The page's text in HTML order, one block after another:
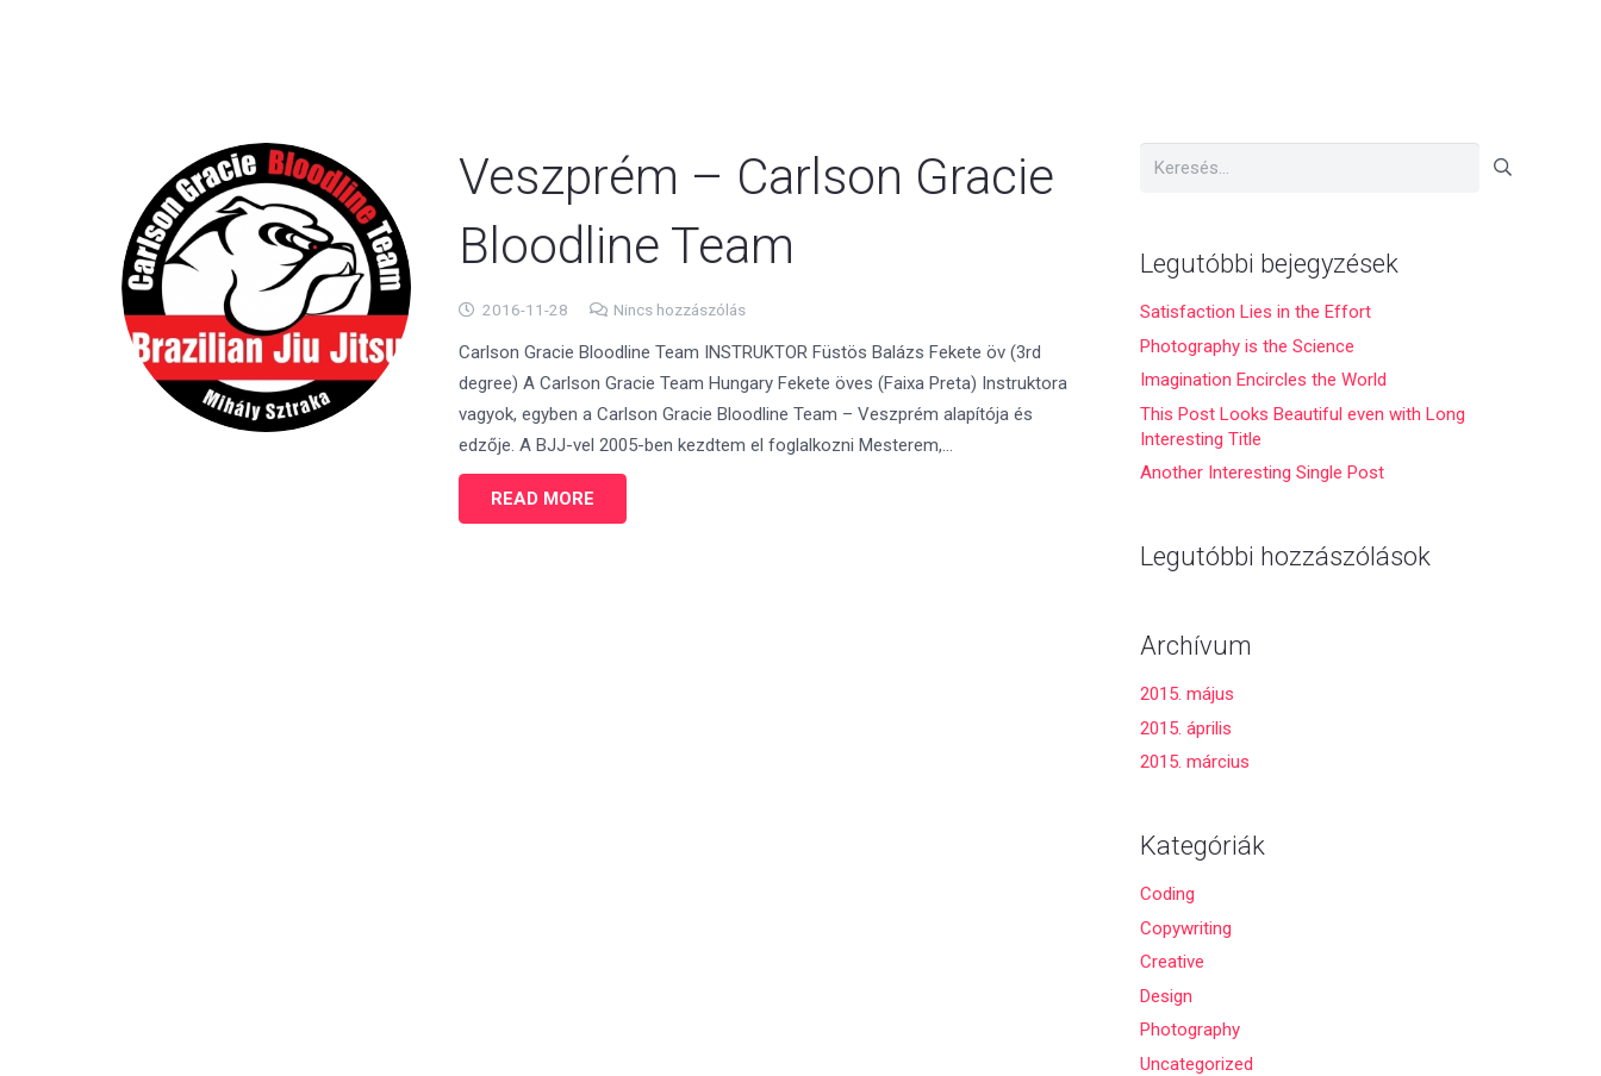
Veszprém – Carlson Gracie
Bloodline Team
2016-11-28 Nincs hozzászólás
Carlson Gracie Bloodline Team INSTRUKTOR Füstös Balázs Fekete öv (3rd
degree) A Carlson Gracie Team Hungary Fekete öves (Faixa Preta) Instruktora
vagyok, egyben a Carlson Gracie Bloodline Team – Veszprém alapítója és
edzője. A BJJ-vel 2005-ben kezdtem el foglalkozni Mesterem,…
READ MORE
Keresés:
Legutóbbi bejegyzések
Satisfaction Lies in the Effort
Photography is the Science
Imagination Encircles the World
This Post Looks Beautiful even with Long
Interesting Title
Another Interesting Single Post
Legutóbbi hozzászólások
Archívum
2015. május
2015. április
2015. március
Kategóriák
Coding
Copywriting
Creative
Design
Photography
Uncategorized